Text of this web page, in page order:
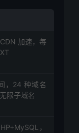
加速，每
，24 种域名
限子域名
，